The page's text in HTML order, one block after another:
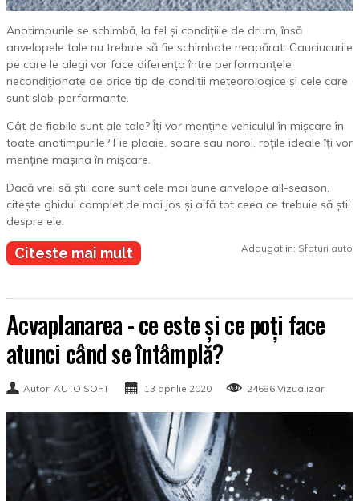
Anotimpurile se schimbă, la fel și condițiile de drum, însă
anvelopele tale nu trebuie să fie schimbate neapărat. Cauciucurile
pe care le alegi vor face diferența între performanțele
necondiționate de orice tip de condiții meteorologice și cele care
sunt slab-performante.
Cât de fiabile sunt ale tale? Îți vor menține vehiculul în mișcare în
toate anotimpurile? Fie ploaie, soare sau noroi, roțile ideale îți vor
menține mașina în mișcare.
Dacă vrei să știi care sunt cele mai bune anvelope all-season,
citește ghidul complet de mai jos și alfă tot ceea ce trebuie să știi
despre ele.
Citeste mai mult Adaugat in: Sfaturi auto
Acvaplanarea - ce este și ce poți face
atunci când se întâmplă?
Autor: AUTO SOFT 13 aprilie 2020 24686 Vizualizari